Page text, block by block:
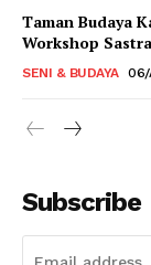
Taman Budaya
Workshop Sastra
SENI & BUDAYA 06/
Subscribe